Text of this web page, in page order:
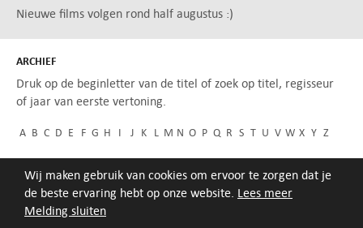
Melding sluiten
Wij maken gebruik van cookies om ervoor te zorgen dat je
de beste ervaring hebt op onze website. Lees meer
Nieuwe films volgen rond half augustus :)
ARCHIEF
Druk op de beginletter van de titel of zoek op titel, regisseur
of jaar van eerste vertoning.
A B C D E F G H I J K L M N O P Q R S T U V W X Y Z